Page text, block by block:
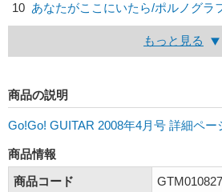
10 あなたがここにいたら/ポルノグラ
もっと見る
商品の説明
Go!Go! GUITAR 2008年4月号 詳細ペー
商品情報
商品コード